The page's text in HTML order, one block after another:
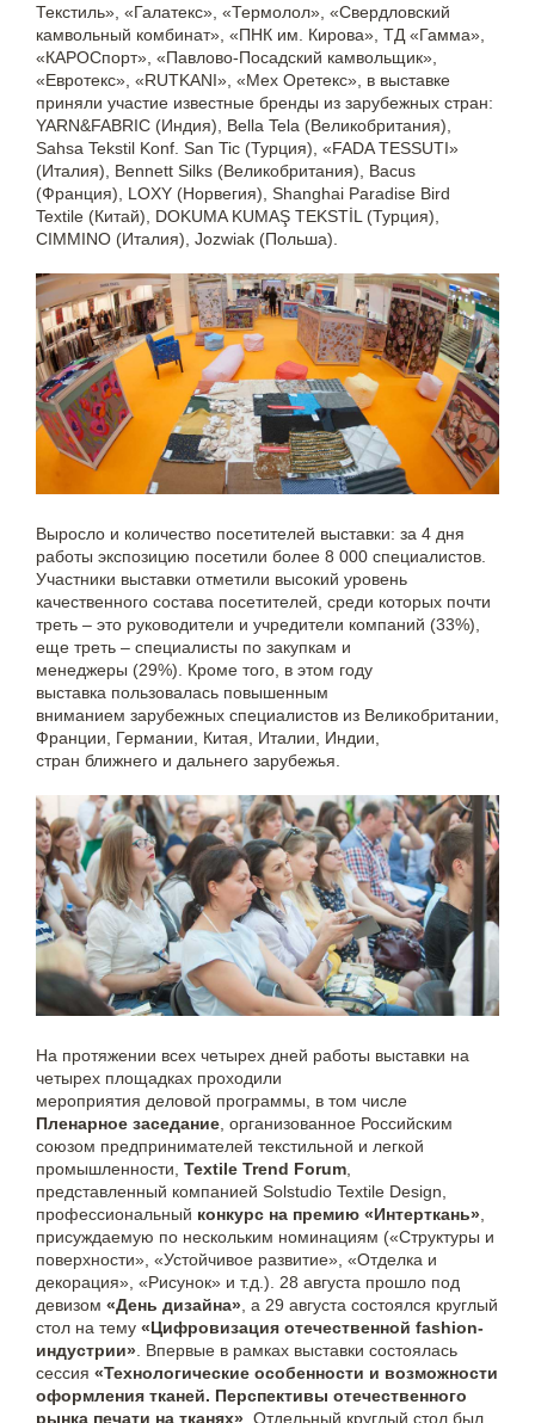
Текстиль», «Галатекс», «Термолол», «Свердловский
камвольный комбинат», «ПНК им. Кирова», ТД «Гамма»,
«КАРОСпорт», «Павлово-Посадский камвольщик»,
«Евротекс», «RUTKANI», «Мех Оретекс», в выставке
приняли участие известные бренды из зарубежных стран:
YARN&FABRIC (Индия), Bella Tela (Великобритания),
Sahsa Tekstil Konf. San Tic (Турция), «FADA TESSUTI»
(Италия), Bennett Silks (Великобритания), Bacus
(Франция), LOXY (Норвегия), Shanghai Paradise Bird
Textile (Китай), DOKUMA KUMAŞ TEKSTİL (Турция),
CIMMINO (Италия), Jozwiak (Польша).
Выросло и количество посетителей выставки: за 4 дня
работы экспозицию посетили более 8 000 специалистов.
Участники выставки отметили высокий уровень
качественного состава посетителей, среди которых почти
треть – это руководители и учредители компаний (33%),
еще треть – специалисты по закупкам и
менеджеры (29%). Кроме того, в этом году
выставка пользовалась повышенным
вниманием зарубежных специалистов из Великобритании,
Франции, Германии, Китая, Италии, Индии,
стран ближнего и дальнего зарубежья.
На протяжении всех четырех дней работы выставки на
четырех площадках проходили
мероприятия деловой программы, в том числе
Пленарное заседание, организованное Российским
союзом предпринимателей текстильной и легкой
промышленности, Textile Trend Forum,
представленный компанией Solstudio Textile Design,
профессиональный конкурс на премию «Интерткань»,
присуждаемую по нескольким номинациям («Структуры и
поверхности», «Устойчивое развитие», «Отделка и
декорация», «Рисунок» и т.д.). 28 августа прошло под
девизом «День дизайна», а 29 августа состоялся круглый
стол на тему «Цифровизация отечественной fashion-
индустрии». Впервые в рамках выставки состоялась
сессия «Технологические особенности и возможности
оформления тканей. Перспективы отечественного
рынка печати на тканях» . Отдельный круглый стол был